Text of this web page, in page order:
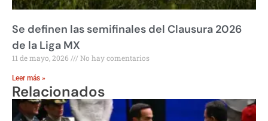
Se definen las semifinales del Clausura 2026
de la Liga MX
11 de mayo, 2026 No hay comentarios
Leer más »
Relacionados